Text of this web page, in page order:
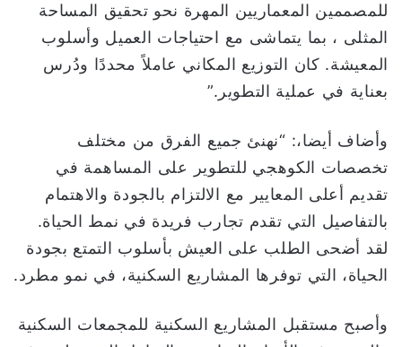
للمصممين المعماريين المهرة نحو تحقيق المساحة
المثلى ، بما يتماشى مع احتياجات العميل وأسلوب
المعيشة. كان التوزيع المكاني عاملاً محددًا ودُرس
بعناية في عملية التطوير.”
وأضاف أيضا،: “نهنئ جميع الفرق من مختلف
تخصصات الكوهجي للتطوير على المساهمة في
تقديم أعلى المعايير مع الالتزام بالجودة والاهتمام
بالتفاصيل التي تقدم تجارب فريدة في نمط الحياة.
لقد أضحى الطلب على العيش بأسلوب التمتع بجودة
الحياة، التي توفرها المشاريع السكنية، في نمو مطرد.
وأصبح مستقبل المشاريع السكنية للمجمعات السكنية